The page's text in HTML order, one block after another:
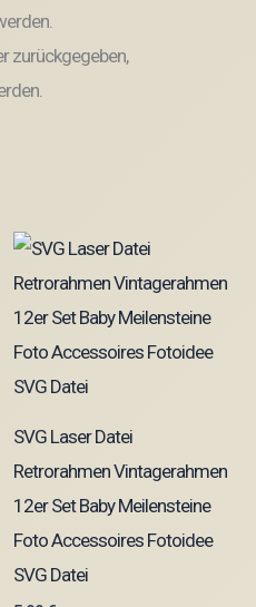
zurückgegeben,
SVG Laser Datei
Retrorahmen Vintagerahmen
12er Set Baby Meilensteine
Foto Accessoires Fotoidee
SVG Datei